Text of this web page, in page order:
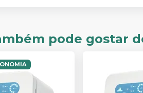
pode gostar